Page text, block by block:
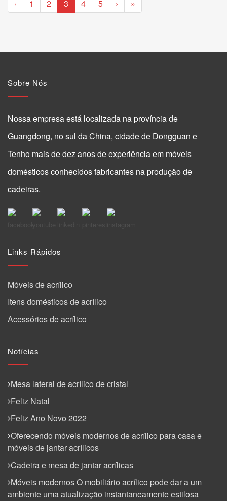
‹ 1 2 3 4 5 › »
Sobre Nós
Nossa empresa está localizada na província de
Guangdong, no sul da China, cidade de Dongguan e
Tenho mais de dez anos de experiência em móveis
domésticos conhecidos fabricantes na produção de
cadeiras.
Links Rápidos
Móveis de acrílico
Itens domésticos de acrílico
Acessórios de acrílico
Notícias
Mesa lateral de acrílico de cristal
Feliz Natal
Feliz Ano Novo 2022
Oferecendo móveis modernos de acrílico para casa e
móveis de jantar acrílicos
Cadeira e mesa de jantar acrílicas
Móveis modernos O mobiliário acrílico pode dar a um
ambiente uma atualização instantaneamente estilosa